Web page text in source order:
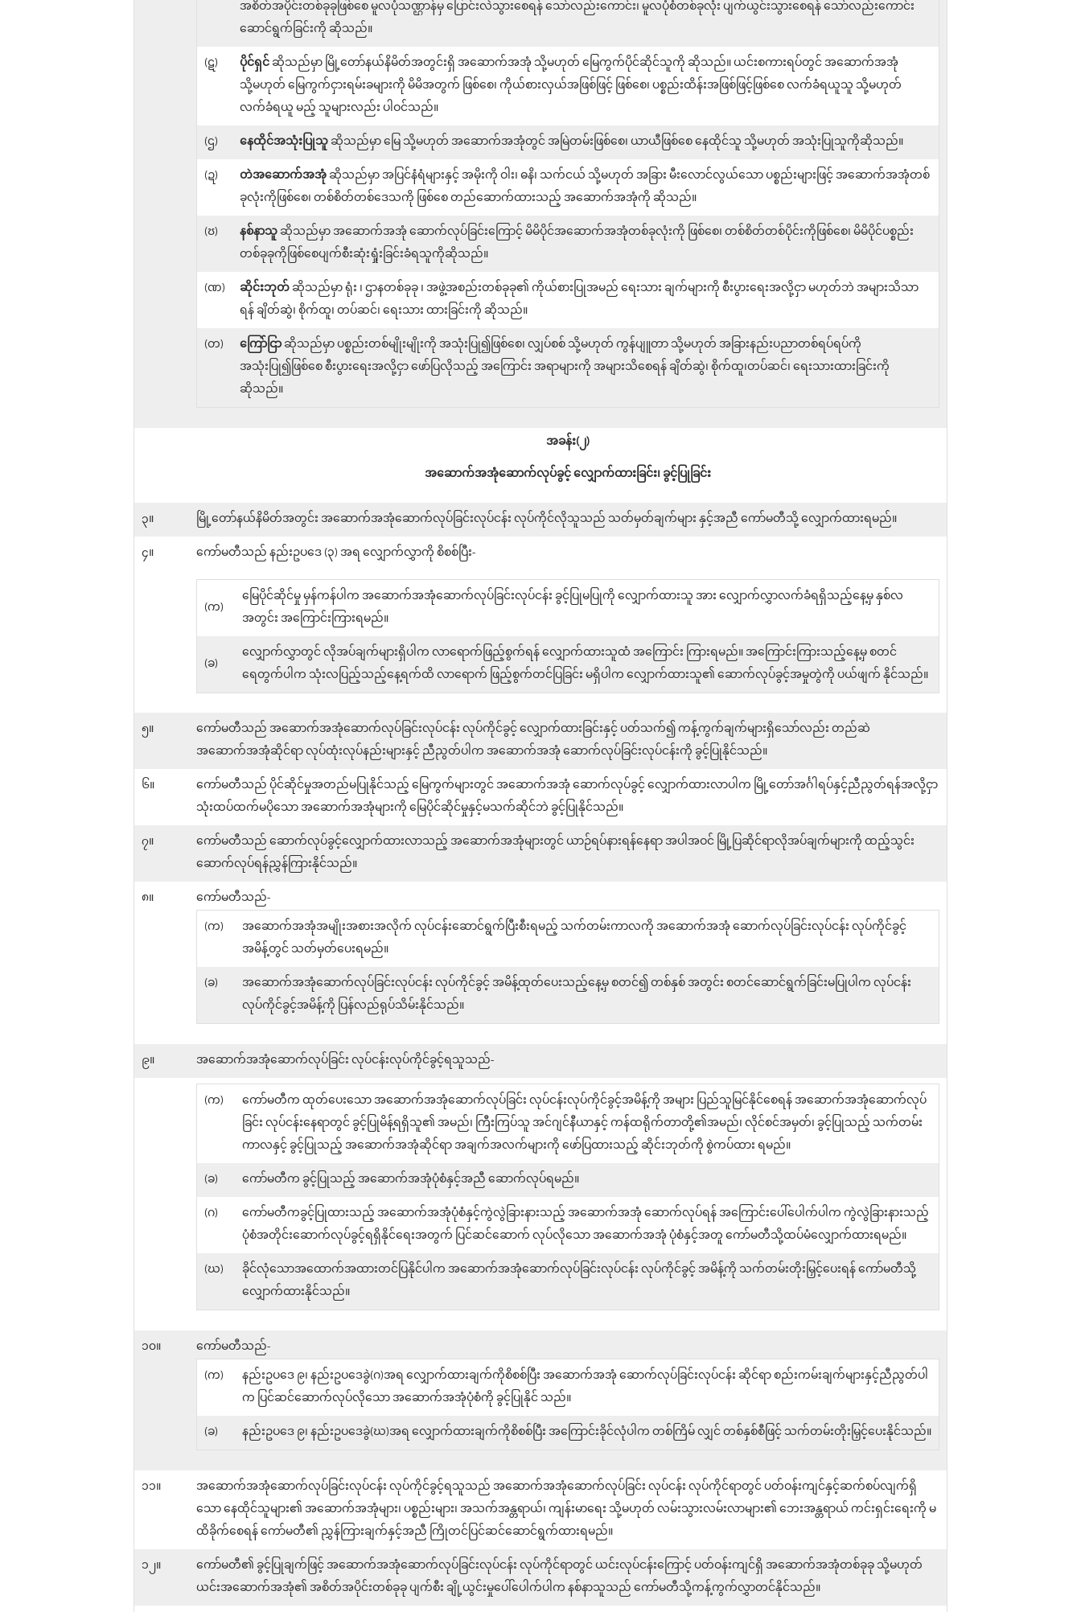
အစိတ်အပိုင်းတစ်ခုခုဖြစ်စေ မူလပုံသဏ္ဌာန်မှ ပြောင်းလဲသွားစေရန် သော်လည်းကောင်း၊ မူလပုံစံတစ်ခုလုံး ပျက်ယွင်းသွားစေရန် သော်လည်းကောင်း
ဆောင်ရွက်ခြင်းကို ဆိုသည်။
(ဋ) ပိုင်ရှင်ဆိုသည်မှာ မြို့တော်နယ်နိမိတ်အတွင်းရှိ အဆောက်အအုံ သို့မဟုတ် မြေကွက်ပိုင်ဆိုင်သူကို ဆိုသည်။ ယင်းစကားရပ်တွင် အဆောက်အအုံ
သို့မဟုတ် မြေကွက်ငှားရမ်းခများကို မိမိအတွက် ဖြစ်စေ၊ ကိုယ်စားလှယ်အဖြစ်ဖြင့် ဖြစ်စေ၊ ပစ္စည်းထိန်းအဖြစ်ဖြင့်ဖြစ်စေ လက်ခံရယူသူ သို့မဟုတ်
လက်ခံရယူ မည့် သူများလည်း ပါဝင်သည်။
(ဌ) နေထိုင်အသုံးပြုသူဆိုသည်မှာ မြေ သို့မဟုတ် အဆောက်အအုံတွင် အမြဲတမ်းဖြစ်စေ၊ ယာယီဖြစ်စေ နေထိုင်သူ သို့မဟုတ် အသုံးပြုသူကိုဆိုသည်။
(ဍ) တဲအဆောက်အအုံ ဆိုသည်မှာ အပြင်နံရံများနှင့် အမိုးကို ဝါး၊ ဓနိ၊ သက်ငယ် သို့မဟုတ် အခြား မီးလောင်လွယ်သော ပစ္စည်းများဖြင့် အဆောက်အအုံတစ်
ခုလုံးကိုဖြစ်စေ၊ တစ်စိတ်တစ်ဒေသကို ဖြစ်စေ တည်ဆောက်ထားသည့် အဆောက်အအုံကို ဆိုသည်။
(ၓ) နစ်နာသူဆိုသည်မှာ အဆောက်အအုံ ဆောက်လုပ်ခြင်းကြောင့် မိမိပိုင်အဆောက်အအုံတစ်ခုလုံးကို ဖြစ်စေ၊ တစ်စိတ်တစ်ပိုင်းကိုဖြစ်စေ၊ မိမိပိုင်ပစ္စည်း
တစ်ခုခုကိုဖြစ်စေပျက်စီးဆုံးရှုံးခြင်းခံရသူကိုဆိုသည်။
(ဏ) ဆိုင်းဘုတ်ဆိုသည်မှာ ရုံး ၊ ဌာနတစ်ခုခု ၊ အဖွဲ့အစည်းတစ်ခုခု၏ ကိုယ်စားပြုအမည် ရေးသား ချက်များကို စီးပွားရေးအလို့ငှာ မဟုတ်ဘဲ အများသိသာ
ရန် ချိတ်ဆွဲ၊ စိုက်ထူ၊ တပ်ဆင်၊ ရေးသား ထားခြင်းကို ဆိုသည်။
(တ) ကြော်ငြာဆိုသည်မှာ ပစ္စည်းတစ်မျိုးမျိုးကို အသုံးပြု၍ဖြစ်စေ၊ လျှပ်စစ် သို့မဟုတ် ကွန်ပျူတာ သို့မဟုတ် အခြားနည်းပညာတစ်ရပ်ရပ်ကို
အသုံးပြု၍ဖြစ်စေ စီးပွားရေးအလို့ငှာ ဖော်ပြလိုသည့် အကြောင်း အရာများကို အများသိစေရန် ချိတ်ဆွဲ၊ စိုက်ထူ၊တပ်ဆင်၊ ရေးသားထားခြင်းကို
ဆိုသည်။
အခန်း(၂)
အဆောက်အအုံဆောက်လုပ်ခွင့် လျှောက်ထားခြင်း၊ ခွင့်ပြုခြင်း
၃။ မြို့တော်နယ်နိမိတ်အတွင်း အဆောက်အအုံဆောက်လုပ်ခြင်းလုပ်ငန်း လုပ်ကိုင်လိုသူသည် သတ်မှတ်ချက်များ နှင့်အညီ ကော်မတီသို့ လျှောက်ထားရမည်။
၄။ ကော်မတီသည် နည်းဥပဒေ (၃) အရ လျှောက်လွှာကို စိစစ်ပြီး-
(က)
မြေပိုင်ဆိုင်မှု မှန်ကန်ပါက အဆောက်အအုံဆောက်လုပ်ခြင်းလုပ်ငန်း ခွင့်ပြုမပြုကို လျှောက်ထားသူ အား လျှောက်လွှာလက်ခံရရှိသည့်နေ့မှ နှစ်လ
အတွင်း အကြောင်းကြားရမည်။
(ခ)
လျှောက်လွှာတွင် လိုအပ်ချက်များရှိပါက လာရောက်ဖြည့်စွက်ရန် လျှောက်ထားသူထံ အကြောင်း ကြားရမည်။ အကြောင်းကြားသည့်နေ့မှ စတင်
ရေတွက်ပါက သုံးလပြည့်သည့်နေ့ရက်ထိ လာရောက် ဖြည့်စွက်တင်ပြခြင်း မရှိပါက လျှောက်ထားသူ၏ ဆောက်လုပ်ခွင့်အမှုတွဲကို ပယ်ဖျက် နိုင်သည်။
၅။
ကော်မတီသည် အဆောက်အအုံဆောက်လုပ်ခြင်းလုပ်ငန်း လုပ်ကိုင်ခွင့် လျှောက်ထားခြင်းနှင့် ပတ်သက်၍ ကန့်ကွက်ချက်များရှိသော်လည်း တည်ဆဲ
အဆောက်အအုံဆိုင်ရာ လုပ်ထုံးလုပ်နည်းများနှင့် ညီညွတ်ပါက အဆောက်အအုံ ဆောက်လုပ်ခြင်းလုပ်ငန်းကို ခွင့်ပြုနိုင်သည်။
၆။
ကော်မတီသည် ပိုင်ဆိုင်မှုအတည်မပြုနိုင်သည့် မြေကွက်များတွင် အဆောက်အအုံ ဆောက်လုပ်ခွင့် လျှောက်ထားလာပါက မြို့တော်အင်္ဂါရပ်နှင့်ညီညွတ်ရန်အလို့ငှာ
သုံးထပ်ထက်မပိုသော အဆောက်အအုံများကို မြေပိုင်ဆိုင်မှုနှင့်မသက်ဆိုင်ဘဲ ခွင့်ပြုနိုင်သည်။
၇။
ကော်မတီသည် ဆောက်လုပ်ခွင့်လျှောက်ထားလာသည့် အဆောက်အအုံများတွင် ယာဉ်ရပ်နားရန်နေရာ အပါအဝင် မြို့ပြဆိုင်ရာလိုအပ်ချက်များကို ထည့်သွင်း
ဆောက်လုပ်ရန်ညွှန်ကြားနိုင်သည်။
၈။ ကော်မတီသည်-
(က)
အဆောက်အအုံအမျိုးအစားအလိုက် လုပ်ငန်းဆောင်ရွက်ပြီးစီးရမည့် သက်တမ်းကာလကို အဆောက်အအုံ ဆောက်လုပ်ခြင်းလုပ်ငန်း လုပ်ကိုင်ခွင့်
အမိန့်တွင် သတ်မှတ်ပေးရမည်။
(ခ)
အဆောက်အအုံဆောက်လုပ်ခြင်းလုပ်ငန်း လုပ်ကိုင်ခွင့် အမိန့်ထုတ်ပေးသည့်နေ့မှ စတင်၍ တစ်နှစ် အတွင်း စတင်ဆောင်ရွက်ခြင်းမပြုပါက လုပ်ငန်း
လုပ်ကိုင်ခွင့်အမိန့်ကို ပြန်လည်ရုပ်သိမ်းနိုင်သည်။
၉။ အဆောက်အအုံဆောက်လုပ်ခြင်း လုပ်ငန်းလုပ်ကိုင်ခွင့်ရသူသည်-
(က)
ကော်မတီက ထုတ်ပေးသော အဆောက်အအုံဆောက်လုပ်ခြင်း လုပ်ငန်းလုပ်ကိုင်ခွင့်အမိန့်ကို အများ ပြည်သူမြင်နိုင်စေရန် အဆောက်အအုံဆောက်လုပ်
ခြင်း လုပ်ငန်းနေရာတွင် ခွင့်ပြုမိန့်ရရှိသူ၏ အမည်၊ ကြီးကြပ်သူ အင်ဂျင်နီယာနှင့် ကန်ထရိုက်တာတို့၏အမည်၊ လိုင်စင်အမှတ်၊ ခွင့်ပြုသည့် သက်တမ်း
ကာလနှင့် ခွင့်ပြုသည့် အဆောက်အအုံဆိုင်ရာ အချက်အလက်များကို ဖော်ပြထားသည့် ဆိုင်းဘုတ်ကို စွဲကပ်ထား ရမည်။
(ခ) ကော်မတီက ခွင့်ပြုသည့် အဆောက်အအုံပုံစံနှင့်အညီ ဆောက်လုပ်ရမည်။
(ဂ)
ကော်မတီကခွင့်ပြုထားသည့် အဆောက်အအုံပုံစံနှင့်ကွဲလွဲခြားနားသည့် အဆောက်အအုံ ဆောက်လုပ်ရန် အကြောင်းပေါ်ပေါက်ပါက ကွဲလွဲခြားနားသည့်
ပုံစံအတိုင်းဆောက်လုပ်ခွင့်ရရှိနိုင်ရေးအတွက် ပြင်ဆင်ဆောက် လုပ်လို​သော အဆောက်အအုံ ပုံစံနှင့်အတူ ကော်မတီသို့ထပ်မံလျှောက်ထားရမည်။
(ဃ)
ခိုင်လုံသောအထောက်အထားတင်ပြနိုင်ပါက အဆောက်အအုံဆောက်လုပ်ခြင်းလုပ်ငန်း လုပ်ကိုင်ခွင့် အမိန့်ကို သက်တမ်းတိုးမြှင့်ပေးရန် ကော်မတီသို့
လျှောက်ထားနိုင်သည်။
၁၀။ ကော်မတီသည်-
(က)
နည်းဥပဒေ ၉၊ နည်းဥပဒေခွဲ(ဂ)အရ လျှောက်ထားချက်ကိုစိစစ်ပြီး အဆောက်အအုံ ဆောက်လုပ်ခြင်းလုပ်ငန်း ဆိုင်ရာ စည်းကမ်းချက်များနှင့်ညီညွတ်ပါ
က ပြင်ဆင်ဆောက်လုပ်လိုသော အဆောက်အအုံပုံစံကို ခွင့်ပြုနိုင် သည်။
(ခ) နည်းဥပဒေ ၉၊ နည်းဥပဒေခွဲ(ဃ)အရ လျှောက်ထားချက်ကိုစိစစ်ပြီး အကြောင်းခိုင်လုံပါက တစ်ကြိမ် လျှင် တစ်နှစ်စီဖြင့် သက်တမ်းတိုးမြှင့်ပေးနိုင်သည်။
၁၁။
အဆောက်အအုံဆောက်လုပ်ခြင်းလုပ်ငန်း လုပ်ကိုင်ခွင့်ရသူသည် အဆောက်အအုံဆောက်လုပ်ခြင်း လုပ်ငန်း လုပ်ကိုင်ရာတွင် ပတ်ဝန်းကျင်နှင့်ဆက်စပ်လျက်ရှိ
သော နေထိုင်သူများ၏ အဆောက်အအုံများ၊ ပစ္စည်းများ၊ အသက်အန္တရာယ်၊ ကျန်းမာရေး သို့မဟုတ် လမ်းသွားလမ်းလာများ၏ ဘေးအန္တရာယ် ကင်းရှင်းရေးကို မ
ထိခိုက်စေရန် ကော်မတီ၏ ညွှန်ကြားချက်နှင့်အညီ ကြိုတင်ပြင်ဆင်ဆောင်ရွက်ထားရမည်။
၁၂။
ကော်မတီ၏ ခွင့်ပြုချက်ဖြင့် အဆောက်အအုံဆောက်လုပ်ခြင်းလုပ်ငန်း လုပ်ကိုင်ရာတွင် ယင်းလုပ်ငန်းကြောင့် ပတ်ဝန်းကျင်ရှိ အဆောက်အအုံတစ်ခုခု သို့မဟုတ်
ယင်းအဆောက်အအုံ၏ အစိတ်အပိုင်းတစ်ခုခု ပျက်စီး ချို့ယွင်းမှုပေါ်ပေါက်ပါက နစ်နာသူသည် ကော်မတီသို့ကန့်ကွက်လွှာတင်နိုင်သည်။